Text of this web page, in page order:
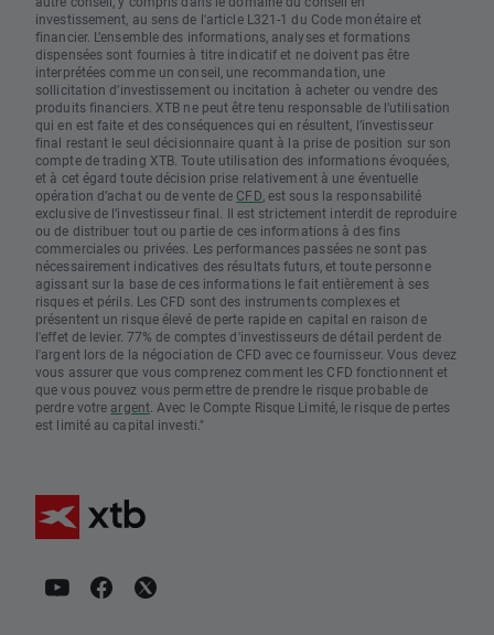
investissement, au sens de l'article L321-1 du Code monétaire et
financier. L’ensemble des informations, analyses et formations
dispensées sont fournies à titre indicatif et ne doivent pas être
interprétées comme un conseil, une recommandation, une
sollicitation d’investissement ou incitation à acheter ou vendre des
produits financiers. XTB ne peut être tenu responsable de l’utilisation
qui en est faite et des conséquences qui en résultent, l’investisseur
final restant le seul décisionnaire quant à la prise de position sur son
compte de trading XTB. Toute utilisation des informations évoquées,
et à cet égard toute décision prise relativement à une éventuelle
opération d’achat ou de vente de CFD, est sous la responsabilité
exclusive de l’investisseur final. Il est strictement interdit de reproduire
ou de distribuer tout ou partie de ces informations à des fins
commerciales ou privées. Les performances passées ne sont pas
nécessairement indicatives des résultats futurs, et toute personne
agissant sur la base de ces informations le fait entièrement à ses
risques et périls. Les CFD sont des instruments complexes et
présentent un risque élevé de perte rapide en capital en raison de
l'effet de levier. 77% de comptes d'investisseurs de détail perdent de
l'argent lors de la négociation de CFD avec ce fournisseur. Vous devez
vous assurer que vous comprenez comment les CFD fonctionnent et
que vous pouvez vous permettre de prendre le risque probable de
perdre votre argent. Avec le Compte Risque Limité, le risque de pertes
est limité au capital investi."